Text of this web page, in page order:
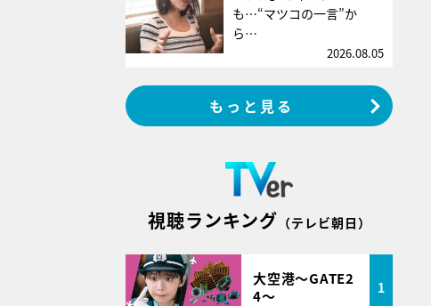
も…“マツコの一言”か
ら…
2026.08.05
もっと見る
視聴ランキング （テレビ朝日）
大空港～GATE2
4～
1